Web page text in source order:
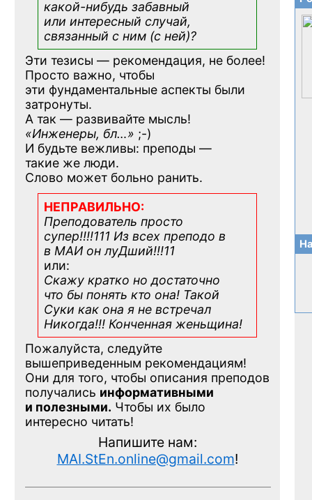
какой-нибудь забавный
или интересный случай,
связанный с ним (с ней)?
Эти тезисы — рекомендация, не более!
Просто важно, чтобы
эти фундаментальные аспекты были
затронуты.
А так — развивайте мысль!
«Инженеры, бл…» ;-)
И будьте вежливы: преподы —
такие же люди.
Слово может больно ранить.
НЕПРАВИЛЬНО:
Преподователь просто
супер!!!!111 Из всех преподо в
в МАИ он луДший!!!11
или:
Скажу кратко но достаточно
что бы понять кто она! Такой
Суки как она я не встречал
Никогда!!! Конченная женьщина!
Пожалуйста, следуйте
вышеприведенным рекомендациям!
Они для того, чтобы описания преподов
получались информативными
и полезными. Чтобы их было
интересно читать!
Напишите нам:
MAI.StEn.online@gmail.com!